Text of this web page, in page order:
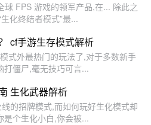
球 FPS 游戏的领军产品,在... 除此之
化终结者模式”最...
cf手游生存模式解析
式外最热门的玩法了,对于多数新手
打僵尸,毫无技巧可言...
生化武器解析
的招牌模式,而如何玩好生化模式却
是个生化小白,你会被...